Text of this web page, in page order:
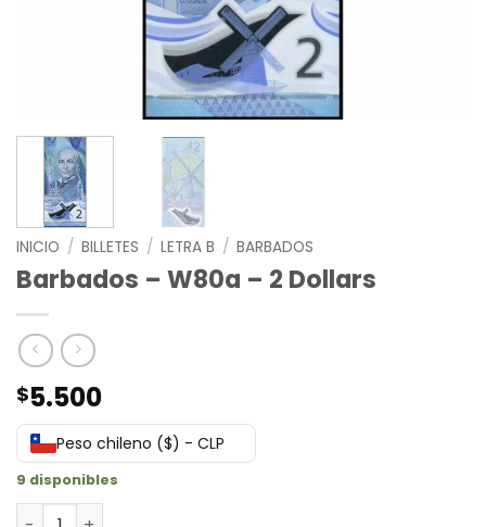
INICIO / BILLETES / LETRA B / BARBADOS
Barbados – W80a – 2 Dollars
$5.500
Peso chileno ($) - CLP
9 disponibles
Barbados - W80a - 2 Dollars cantidad